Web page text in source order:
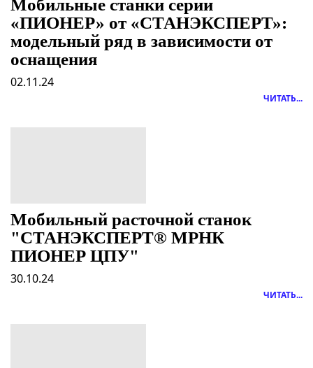
Мобильные станки серии
«ПИОНЕР» от «СТАНЭКСПЕРТ»:
модельный ряд в зависимости от
оснащения
02.11.24
ЧИТАТЬ...
Мобильный расточной станок
"СТАНЭКСПЕРТ® МРНК
ПИОНЕР ЦПУ"
30.10.24
ЧИТАТЬ...